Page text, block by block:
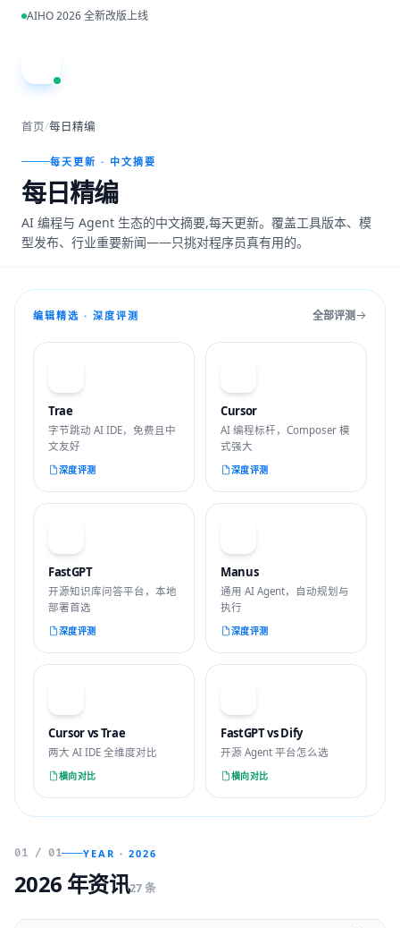
跳到主内容
AIHO 2026 全新改版上线
首页/每日精编
每天更新 · 中文摘要
每日精编
AI 编程与 Agent 生态的中文摘要,每天更新。覆盖工具版本、模
型发布、行业重要新闻——只挑对程序员真有用的。
编辑精选 · 深度评测 全部评测
Trae
字节跳动 AI IDE，免费且中
文友好
深度评测
Cursor
AI 编程标杆，Composer 模
式强大
深度评测
FastGPT
开源知识库问答平台，本地
部署首选
深度评测
Manus
通用 AI Agent，自动规划与
执行
深度评测
Cursor vs Trae
两大 AI IDE 全维度对比
横向对比
FastGPT vs Dify
开源 Agent 平台怎么选
横向对比
01 / 01 YEAR · 2026
2026 年资讯27 条